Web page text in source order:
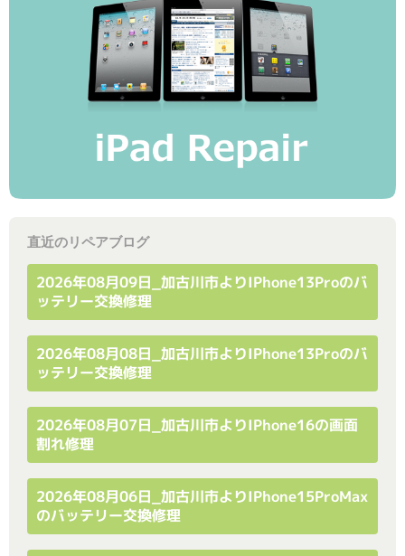
直近のリペアブログ
2026年08月09日_加古川市よりiPhone13Proのバ
ッテリー交換修理
2026年08月08日_加古川市よりiPhone13Proのバ
ッテリー交換修理
2026年08月07日_加古川市よりiPhone16の画面
割れ修理
2026年08月06日_加古川市よりiPhone15ProMax
のバッテリー交換修理